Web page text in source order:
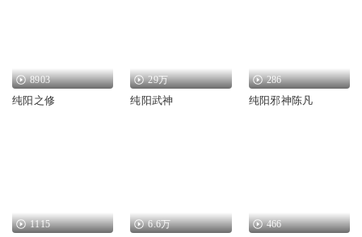
8903
纯阳之修
29万
纯阳武神
286
纯阳邪神陈凡
1115 6.6万 466